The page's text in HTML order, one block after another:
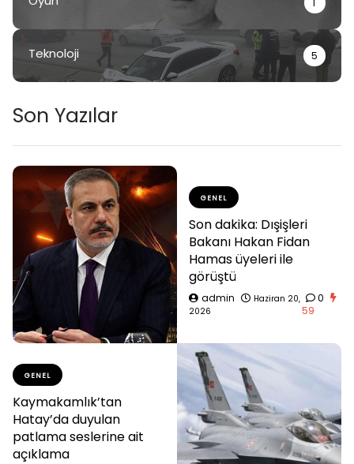
1
Teknoloji 5
Son Yazılar
GENEL
Son dakika: Dışişleri
Bakanı Hakan Fidan
Hamas üyeleri ile
görüştü
admin
Haziran 20,
2026
0
59
GENEL
Kaymakamlık’tan
Hatay’da duyulan
patlama seslerine ait
açıklama